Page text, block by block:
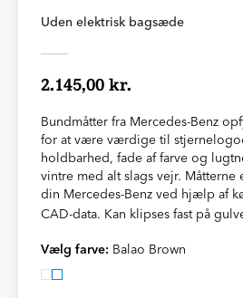
Uden elektrisk bagsæde
2.145,00 kr.
Bundmåtter fra Mercedes-Benz
for at være værdige til
holdbarhed, fade af farve og
vintre med alt slags vejr.
din Mercedes-Benz ved hjælp af
CAD-data. Kan klipses fast på
Vælg farve: Balao Brown